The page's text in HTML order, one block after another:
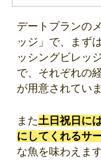
デートプランの
ッジ」で、まず
ッシングビレッ
で、それぞれの
が用意されていま
また土日祝日に
にしてくれるサ
な魚を味わえます